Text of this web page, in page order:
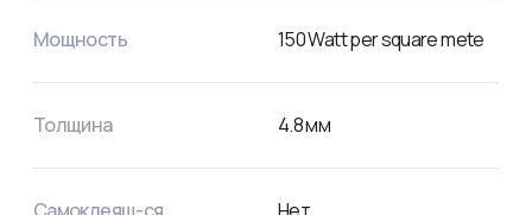
Мощность 150Watt per square mete
Толщина 4.8мм